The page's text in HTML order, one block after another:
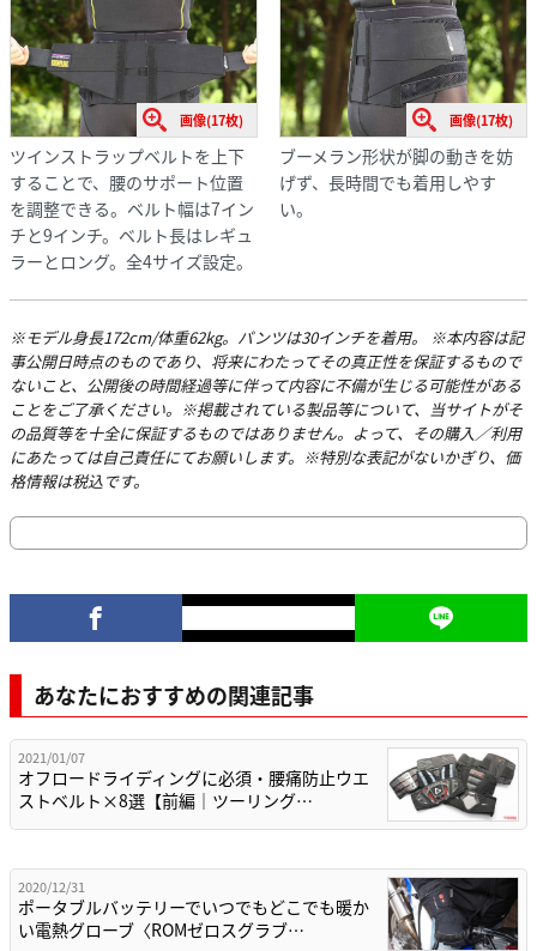
画像(17枚)
ツインストラップベルトを上下
することで、腰のサポート位置
を調整できる。ベルト幅は7イン
チと9インチ。ベルト長はレギュ
ラーとロング。全4サイズ設定。
画像(17枚)
ブーメラン形状が脚の動きを妨
げず、長時間でも着用しやす
い。
※モデル身長172cm/体重62kg。パンツは30インチを着用。 ※本内容は記
事公開日時点のものであり、将来にわたってその真正性を保証するもので
ないこと、公開後の時間経過等に伴って内容に不備が生じる可能性がある
ことをご了承ください。※掲載されている製品等について、当サイトがそ
の品質等を十全に保証するものではありません。よって、その購入／利用
にあたっては自己責任にてお願いします。※特別な表記がないかぎり、価
格情報は税込です。
あなたにおすすめの関連記事
2021/01/07
オフロードライディングに必須・腰痛防止ウエ
ストベルト×8選【前編｜ツーリング…
2020/12/31
ポータブルバッテリーでいつでもどこでも暖か
い電熱グローブ〈ROMゼロスグラブ…